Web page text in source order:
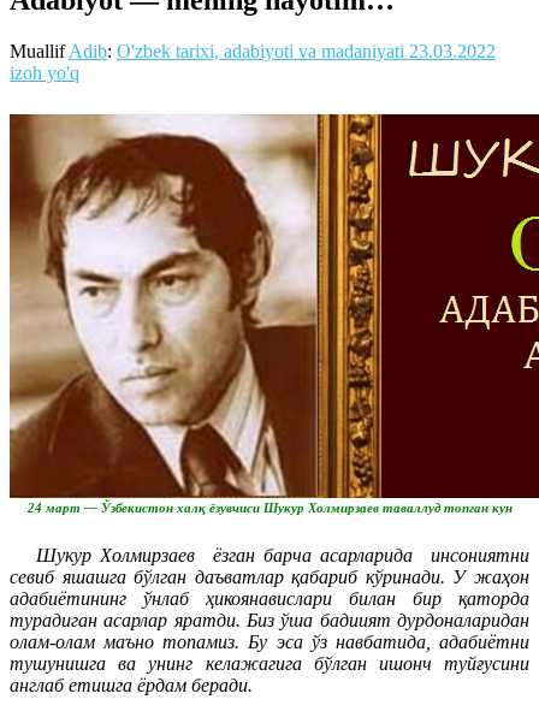
MuallifAdib: O'zbek tarixi, adabiyoti va madaniyati 23.03.2022
izoh yo'q
24 март — Ўзбекистон халқ ёзувчиси Шукур Холмирзаев таваллуд топган кун
Шукур Холмирзаев ёзган барча асарларида инсониятни
севиб яшашга бўлган даъватлар қабариб кўринади. У жаҳон
адабиётининг ўнлаб ҳикоянавислари билан бир қаторда
турадиган асарлар яратди. Биз ўша бадиият дурдоналаридан
олам-олам маъно топамиз. Бу эса ўз навбатида, адабиётни
тушунишга ва унинг келажагига бўлган ишонч туйғусини
англаб етишга ёрдам беради.